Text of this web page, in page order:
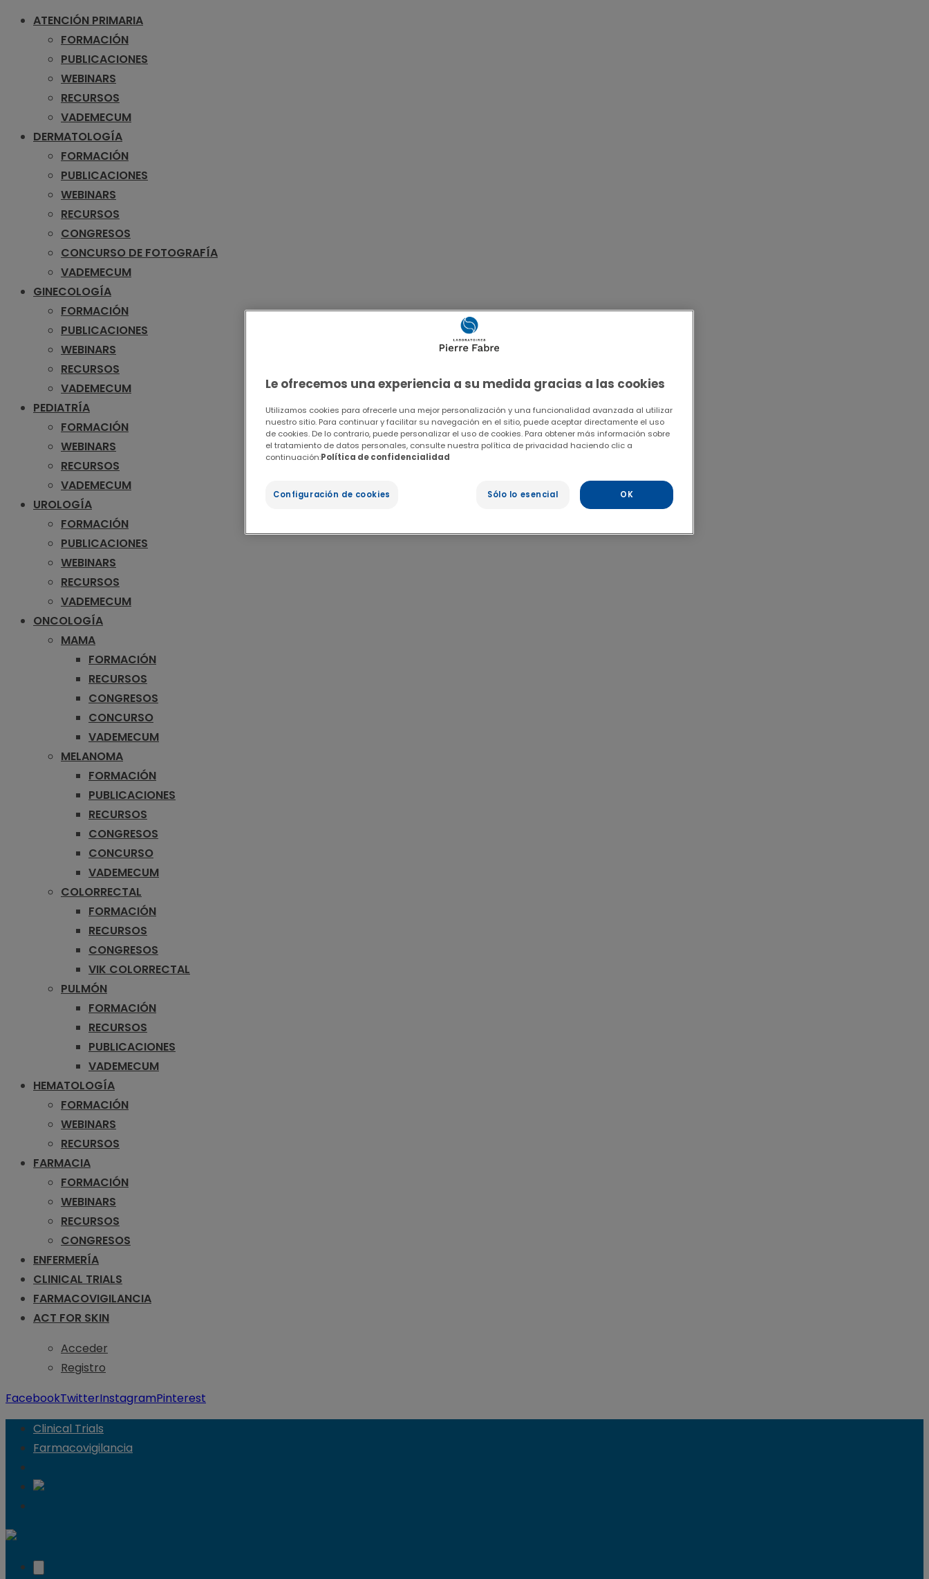
ATENCIÓN PRIMARIA
FORMACIÓN
PUBLICACIONES
WEBINARS
RECURSOS
VADEMECUM
DERMATOLOGÍA
FORMACIÓN
PUBLICACIONES
WEBINARS
RECURSOS
CONGRESOS
CONCURSO DE FOTOGRAFÍA
VADEMECUM
GINECOLOGÍA
FORMACIÓN
PUBLICACIONES
WEBINARS
RECURSOS
VADEMECUM
PEDIATRÍA
FORMACIÓN
WEBINARS
RECURSOS
VADEMECUM
UROLOGÍA
FORMACIÓN
PUBLICACIONES
WEBINARS
RECURSOS
VADEMECUM
ONCOLOGÍA
MAMA
FORMACIÓN
RECURSOS
CONGRESOS
CONCURSO
VADEMECUM
MELANOMA
FORMACIÓN
PUBLICACIONES
RECURSOS
CONGRESOS
CONCURSO
VADEMECUM
COLORRECTAL
FORMACIÓN
RECURSOS
CONGRESOS
VIK COLORRECTAL
PULMÓN
FORMACIÓN
RECURSOS
PUBLICACIONES
VADEMECUM
HEMATOLOGÍA
FORMACIÓN
WEBINARS
RECURSOS
FARMACIA
FORMACIÓN
WEBINARS
RECURSOS
CONGRESOS
ENFERMERÍA
CLINICAL TRIALS
FARMACOVIGILANCIA
ACT FOR SKIN
Acceder
Registro
FacebookTwitterInstagramPinterest
Clinical Trials
Farmacovigilancia
Le ofrecemos una experiencia a su medida gracias a las cookies
Utilizamos cookies para ofrecerle una mejor personalización y una funcionalidad avanzada al utilizar
nuestro sitio. Para continuar y facilitar su navegación en el sitio, puede aceptar directamente el uso
de cookies. De lo contrario, puede personalizar el uso de cookies. Para obtener más información sobre
el tratamiento de datos personales, consulte nuestra política de privacidad haciendo clic a
continuación:Política de confidencialidad
Configuración de cookies Sólo lo esencial OK